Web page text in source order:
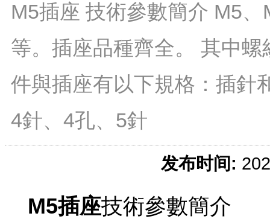
M5插座 技術參數簡介 M5
等。插座品種齊全。 其中
件與插座有以下規格：插針
4針、4孔、5針
发布时间:
M5插座技術參數簡介